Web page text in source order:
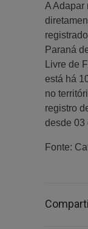
A Adapar
Paraná
Livre de
está há
no
registro
desde 03
Fonte: